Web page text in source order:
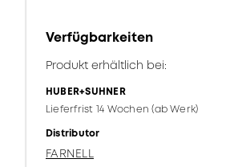
Verfügbarkeiten
Produkt erhältlich bei:
HUBER+SUHNER
Lieferfrist 14 Wochen (ab Werk)
Distributor
FARNELL